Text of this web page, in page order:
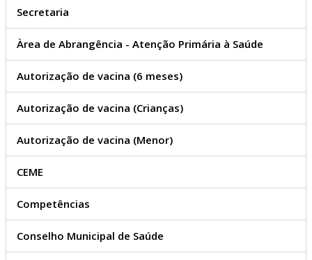
Secretaria
Àrea de Abrangência - Atenção Primária à Saúde
Autorização de vacina (6 meses)
Autorização de vacina (Crianças)
Autorização de vacina (Menor)
CEME
Competências
Conselho Municipal de Saúde